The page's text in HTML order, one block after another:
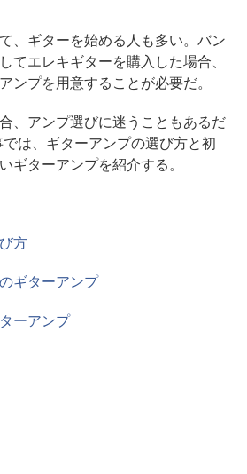
、ギターを始める人も多い。バン
てエレキギターを購入した場合、
ンプを用意することが必要だ。
、アンプ選びに迷うこともあるだ
は、ギターアンプの選び方と初
ギターアンプを紹介する。
方
ギターアンプ
ーアンプ